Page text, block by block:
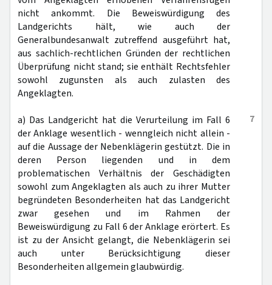
nicht ankommt. Die Beweiswürdigung des
Landgerichts hält, wie auch der
Generalbundesanwalt zutreffend ausgeführt hat,
aus sachlich-rechtlichen Gründen der rechtlichen
Überprüfung nicht stand; sie enthält Rechtsfehler
sowohl zugunsten als auch zulasten des
Angeklagten.
7
a) Das Landgericht hat die Verurteilung im Fall 6
der Anklage wesentlich - wenngleich nicht allein -
auf die Aussage der Nebenklägerin gestützt. Die in
deren Person liegenden und in dem
problematischen Verhältnis der Geschädigten
sowohl zum Angeklagten als auch zu ihrer Mutter
begründeten Besonderheiten hat das Landgericht
zwar gesehen und im Rahmen der
Beweiswürdigung zu Fall 6 der Anklage erörtert. Es
ist zu der Ansicht gelangt, die Nebenklägerin sei
auch unter Berücksichtigung dieser
Besonderheiten allgemein glaubwürdig.